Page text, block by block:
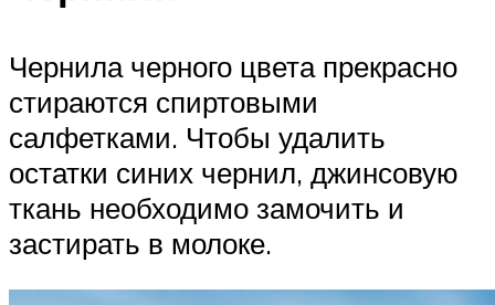
Чернила черного цвета прекрасно
стираются спиртовыми
салфетками. Чтобы удалить
остатки синих чернил, джинсовую
ткань необходимо замочить и
застирать в молоке.